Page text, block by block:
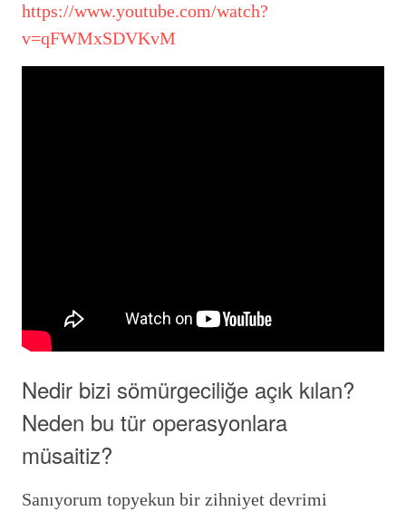
https://www.youtube.com/watch?
v=qFWMxSDVKvM
Nedir bizi sömürgeciliğe açık kılan?
Neden bu tür operasyonlara
müsaitiz?
Sanıyorum topyekun bir zihniyet devrimi